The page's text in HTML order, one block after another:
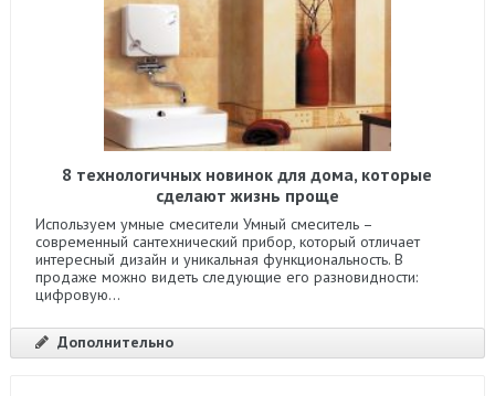
8 технологичных новинок для дома, которые
сделают жизнь проще
Используем умные смесители Умный смеситель –
современный сантехнический прибор, который отличает
интересный дизайн и уникальная функциональность. В
продаже можно видеть следующие его разновидности:
цифровую...
Дополнительно